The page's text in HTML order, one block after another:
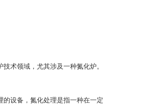
术领域，尤其涉及一种氮化炉。
的设备，氮化处理是指一种在一定